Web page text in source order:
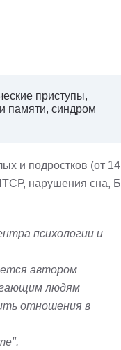
приступы,
памяти, синдром
и подростков (от 14
нарушения сна,
психологии и
автором
людям
отношения в